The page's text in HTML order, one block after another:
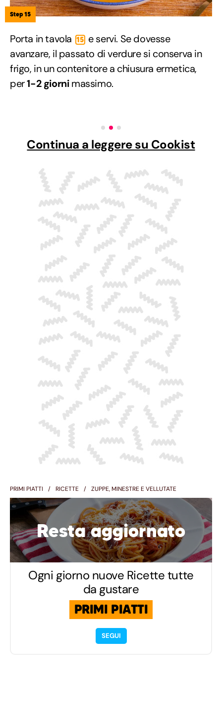
Step 15
Porta in tavola 15 e servi. Se dovesse
avanzare, il passato di verdure si conserva in
frigo, in un contenitore a chiusura ermetica,
per1-2 giornimassimo.
Continua a leggere su Cookist
PRIMI PIATTI RICETTE ZUPPE, MINESTRE E VELLUTATE
Resta aggiornato
Ogni giorno nuove Ricette tutte
da gustare
PRIMI PIATTI
SEGUI